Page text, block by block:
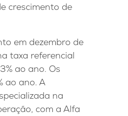
crescimento de
em dezembro de
taxa referencial
ao ano. Os
ao ano. A
na
com a Alfa